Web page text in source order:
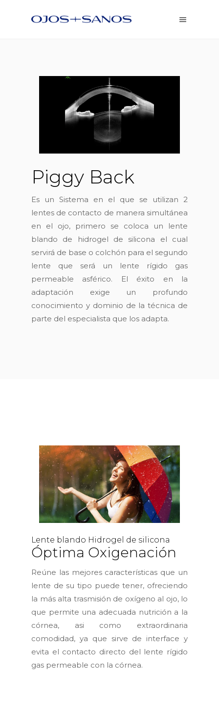
Piggy Back
Es un Sistema en el que se utilizan 2
lentes de contacto de manera simultánea
en el ojo, primero se coloca un lente
blando de hidrogel de silicona el cual
servirá de base o colchón para el segundo
lente que será un lente rígido gas
permeable asférico. El éxito en la
adaptación exige un profundo
conocimiento y dominio de la técnica de
parte del especialista que los adapta.
Lente blando Hidrogel de silicona
Óptima Oxigenación
Reúne las mejores características que un
lente de su tipo puede tener, ofreciendo
la más alta trasmisión de oxígeno al ojo, lo
que permite una adecuada nutrición a la
córnea, asi como extraordinaria
comodidad, ya que sirve de interface y
evita el contacto directo del lente rígido
gas permeable con la córnea.